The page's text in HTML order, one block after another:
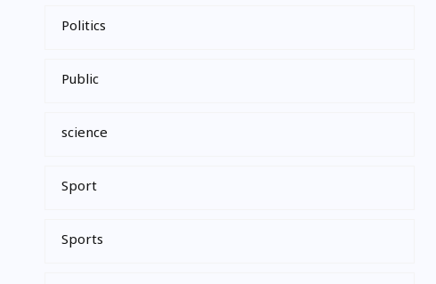
Politics
Public
science
Sport
Sports